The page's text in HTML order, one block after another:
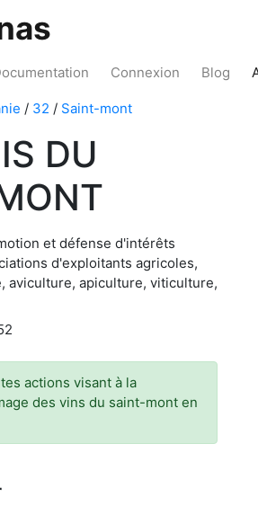
Connexion Blog
/ 32 / Saint-mont
DU
et défense d'intérêts
d'exploitants agricoles,
aviculture, apiculture, viticulture,
actions visant à la
des vins du saint-mont en